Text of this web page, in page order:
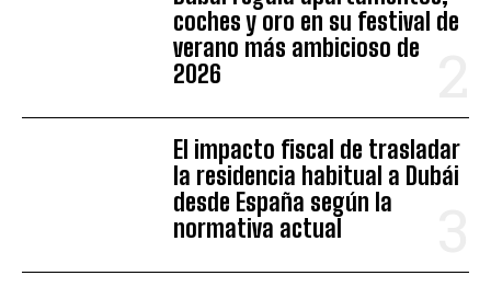
coches y oro en su festival de
verano más ambicioso de
2026
El impacto fiscal de trasladar
la residencia habitual a Dubái
desde España según la
normativa actual